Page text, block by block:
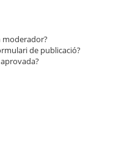
moderador?
de publicació?